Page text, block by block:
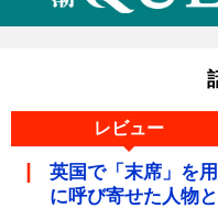
レビュー
英国で「末席」を
に呼び寄せた人物